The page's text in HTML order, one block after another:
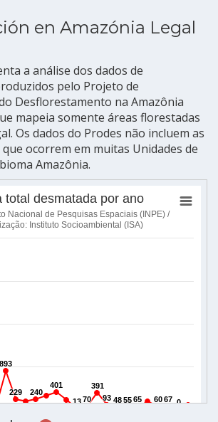
en Amazónia Legal
a análise dos dados de
pelo Projeto de
Desflorestamento na Amazônia
mapeia somente áreas florestadas
Os dados do Prodes não incluem as
ocorrem em muitas Unidades de
Amazônia.